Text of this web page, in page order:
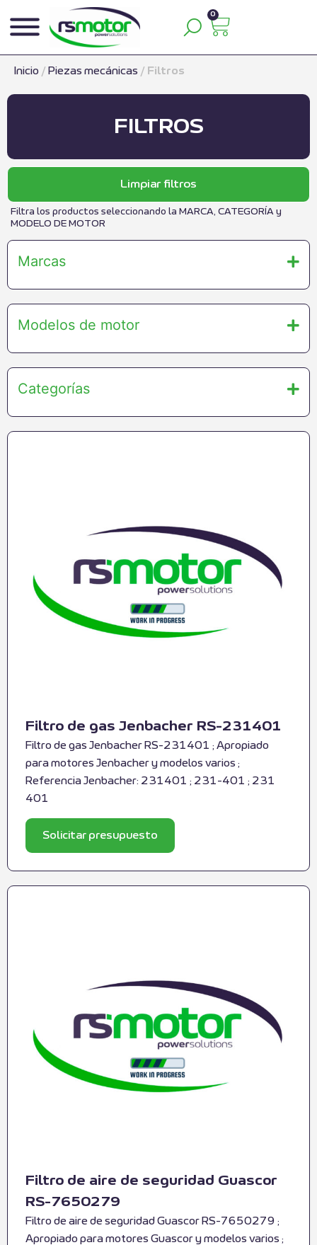
0
Inicio / Piezas mecánicas / Filtros
FILTROS
Limpiar filtros
Filtra los productos seleccionando la MARCA, CATEGORÍA y
MODELO DE MOTOR
Marcas
Modelos de motor
Categorías
Filtro de gas Jenbacher RS-231401
Filtro de gas Jenbacher RS-231401 ; Apropiado
para motores Jenbacher y modelos varios ;
Referencia Jenbacher: 231401 ; 231-401 ; 231
401
Solicitar presupuesto
Filtro de aire de seguridad Guascor
RS-7650279
Filtro de aire de seguridad Guascor RS-7650279 ;
Apropiado para motores Guascor y modelos varios ;